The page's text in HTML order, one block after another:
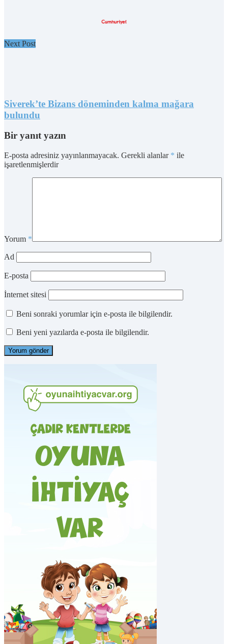
Next Post
Siverek’te Bizans döneminden kalma mağara
bulundu
Bir yanıt yazın
E-posta adresiniz yayınlanmayacak. Gerekli alanlar * ile
işaretlenmişlerdir
Yorum *
Ad
E-posta
İnternet sitesi
Beni sonraki yorumlar için e-posta ile bilgilendir.
Beni yeni yazılarda e-posta ile bilgilendir.